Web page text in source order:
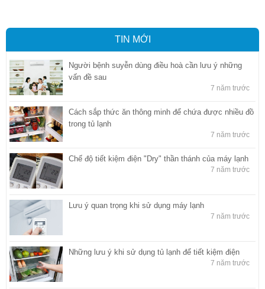
TIN MỚI
Người bệnh suyễn dùng điều hoà cần lưu ý những
vấn đề sau
7 năm trước
Cách sắp thức ăn thông minh để chứa được nhiều đồ
trong tủ lạnh
7 năm trước
Chế độ tiết kiệm điện "Dry" thần thánh của máy lạnh
7 năm trước
Lưu ý quan trọng khi sử dụng máy lạnh
7 năm trước
Những lưu ý khi sử dụng tủ lạnh để tiết kiệm điện
7 năm trước